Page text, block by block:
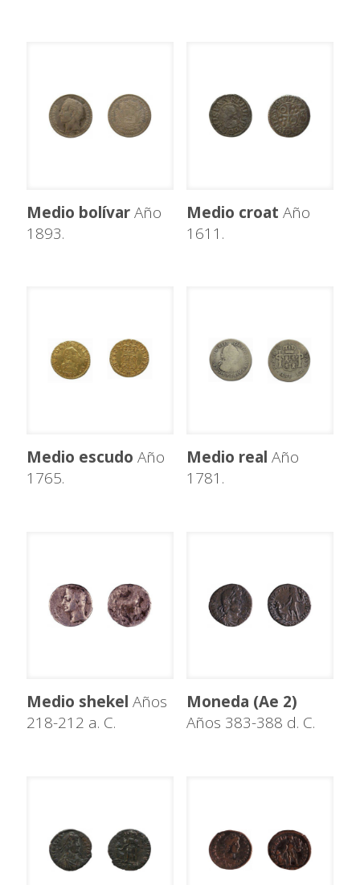
Medio bolívarAño
1893.
Medio croat Año
1611.
Medio escudo Año
1765.
Medio real Año
1781.
Medio shekel Años
218-212 a. C.
Moneda (Ae 2)
Años 383-388 d. C.